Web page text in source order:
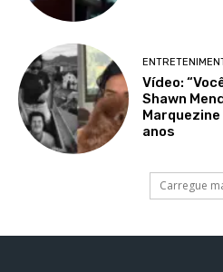
Vídeo:
Shawn
anos
Carregue